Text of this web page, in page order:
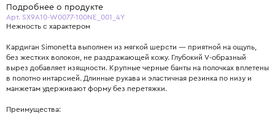
Подробнее о продукте
Арт. SX9A10-W0077-100NE_001_4Y
Нежность с характером
Кардиган Simonetta выполнен из мягкой шерсти — приятной на ощупь,
без жестких волокон, не раздражающей кожу. Глубокий V-образный
вырез добавляет изящности. Крупные черные банты на полочках вплетены
в полотно интарсией. Длинные рукава и эластичная резинка по низу и
манжетам удерживают форму без перетяжки.
Преимущества: